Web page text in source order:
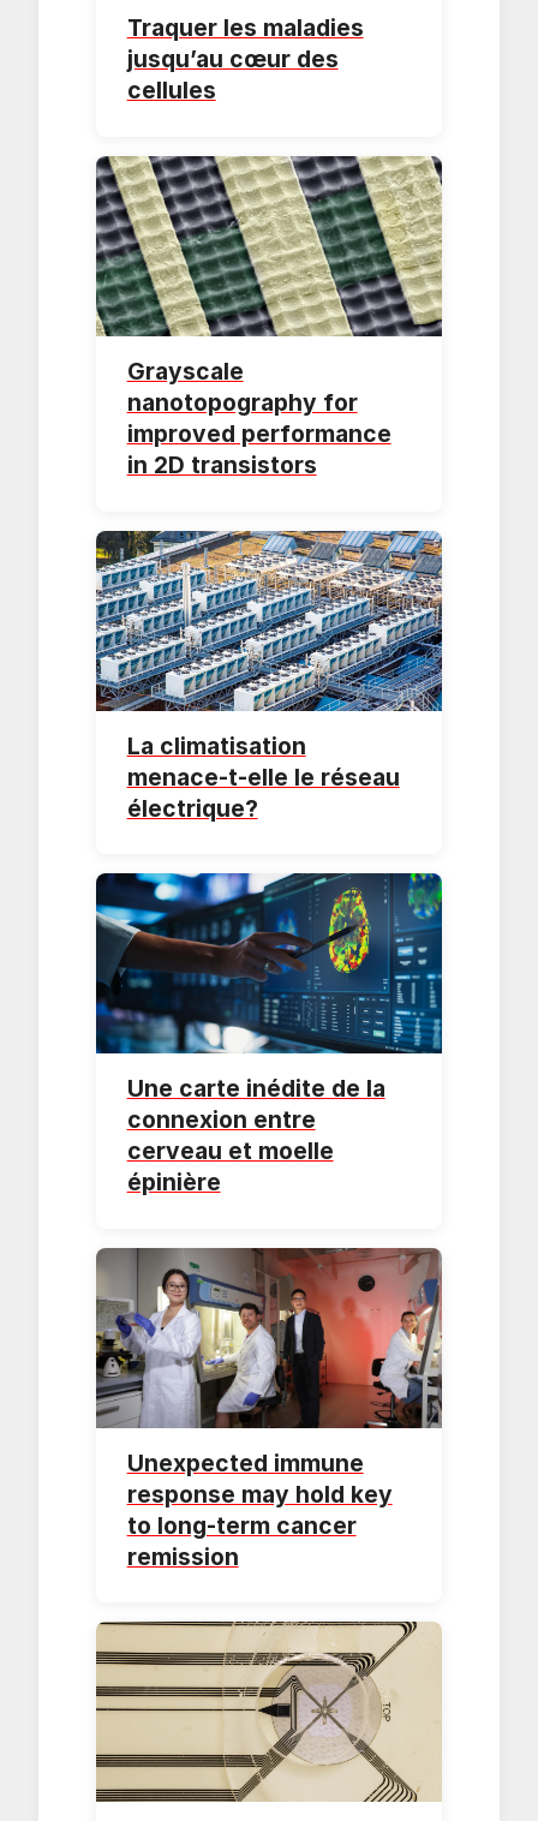
Traquer les maladies
jusqu’au cœur des
cellules
Grayscale
nanotopography for
improved performance
in 2D transistors
La climatisation
menace-t-elle le réseau
électrique?
Une carte inédite de la
connexion entre
cerveau et moelle
épinière
Unexpected immune
response may hold key
to long‑term cancer
remission